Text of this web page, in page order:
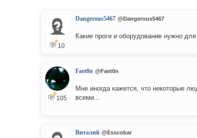
10
Dangerous5467 @Dangerous5467
Какие проги и оборудование нужно
105
Faet0n @Faet0n
Мне иногда кажется, что некоторые
всеми...
Виталий @Esscobar